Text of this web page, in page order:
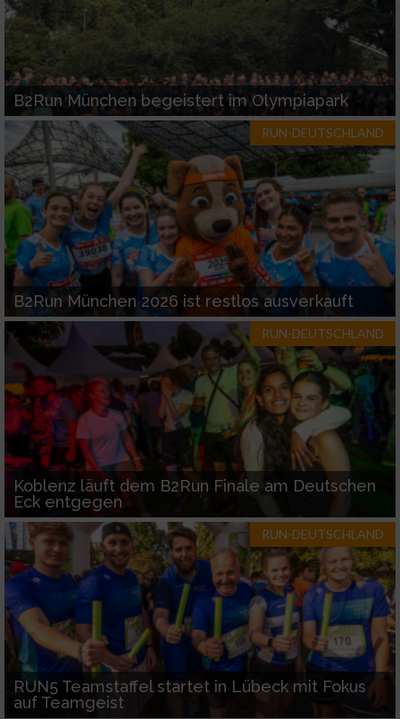
B2Run München begeistert im Olympiapark
RUN-DEUTSCHLAND
B2Run München 2026 ist restlos ausverkauft
RUN-DEUTSCHLAND
Koblenz läuft dem B2Run Finale am Deutschen
Eck entgegen
RUN-DEUTSCHLAND
RUN5 Teamstaffel startet in Lübeck mit Fokus
auf Teamgeist